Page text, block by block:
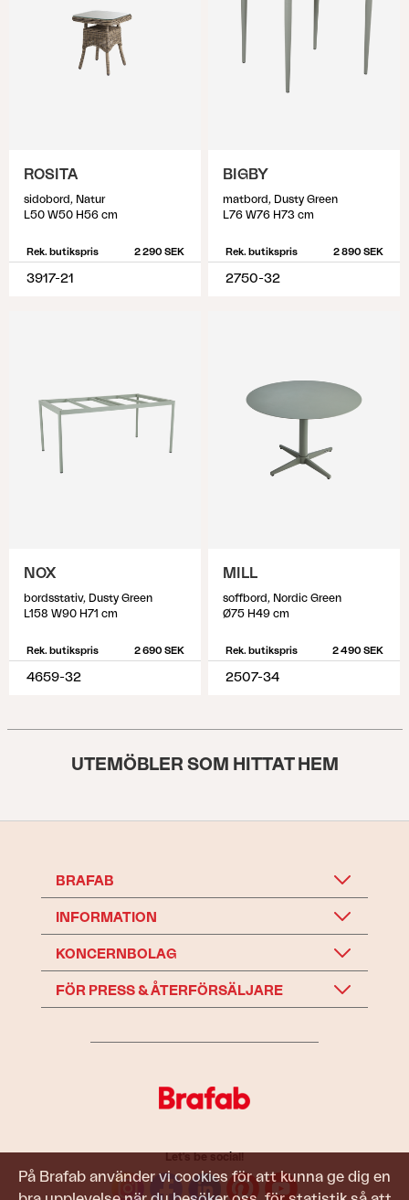
På Brafab använder vi cookies för att kunna ge dig en
ROSITA
sidobord, Natur
L50 W50 H56 cm
Rek. butikspris 2 290 SEK
3917-21
BIGBY
matbord, Dusty Green
L76 W76 H73 cm
Rek. butikspris 2 890 SEK
2750-32
NOX
bordsstativ, Dusty Green
L158 W90 H71 cm
Rek. butikspris 2 690 SEK
4659-32
MILL
soffbord, Nordic Green
Ø75 H49 cm
Rek. butikspris 2 490 SEK
2507-34
UTEMÖBLER SOM HITTAT HEM
BRAFAB
INFORMATION
KONCERNBOLAG
FÖR PRESS & ÅTERFÖRSÄLJARE
Let's be social!